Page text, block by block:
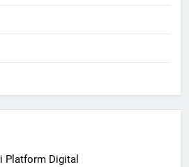
Platform Digital